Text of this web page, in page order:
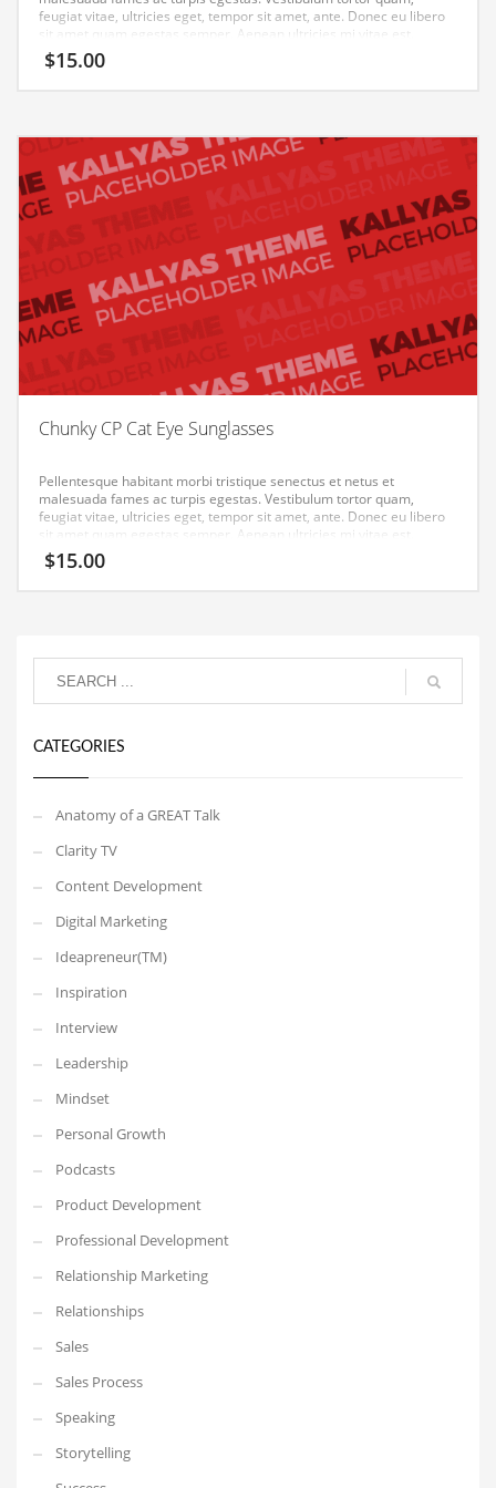
feugiat vitae, ultricies eget, tempor sit amet, ante. Donec eu libero
sit amet quam egestas semper. Aenean ultricies mi vitae est.
Mauris placerat eleifend leo.
$15.00
Chunky CP Cat Eye Sunglasses
Pellentesque habitant morbi tristique senectus et netus et
malesuada fames ac turpis egestas. Vestibulum tortor quam,
feugiat vitae, ultricies eget, tempor sit amet, ante. Donec eu libero
sit amet quam egestas semper. Aenean ultricies mi vitae est.
Mauris placerat eleifend leo.
$15.00
CATEGORIES
Anatomy of a GREAT Talk
Clarity TV
Content Development
Digital Marketing
Ideapreneur(TM)
Inspiration
Interview
Leadership
Mindset
Personal Growth
Podcasts
Product Development
Professional Development
Relationship Marketing
Relationships
Sales
Sales Process
Speaking
Storytelling